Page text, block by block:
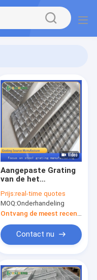
Aangepaste Grating
van de het
van het Roestvrij
staalmetaal voor
Oprijlaan
Prijs:real-time quotes
MOQ:Onderhandeling
Contact nu